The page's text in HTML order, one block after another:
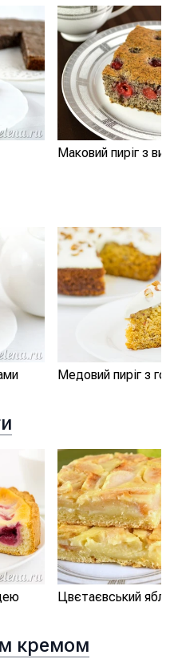
Маковий пиріг з
Медовий пиріг з
Цвєтаєвський
кремом